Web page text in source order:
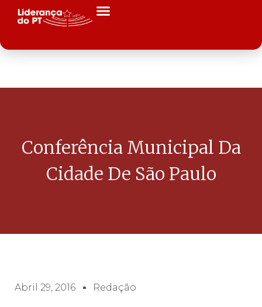
Conferência Municipal Da
Cidade De São Paulo
Abril 29, 2016 Redação